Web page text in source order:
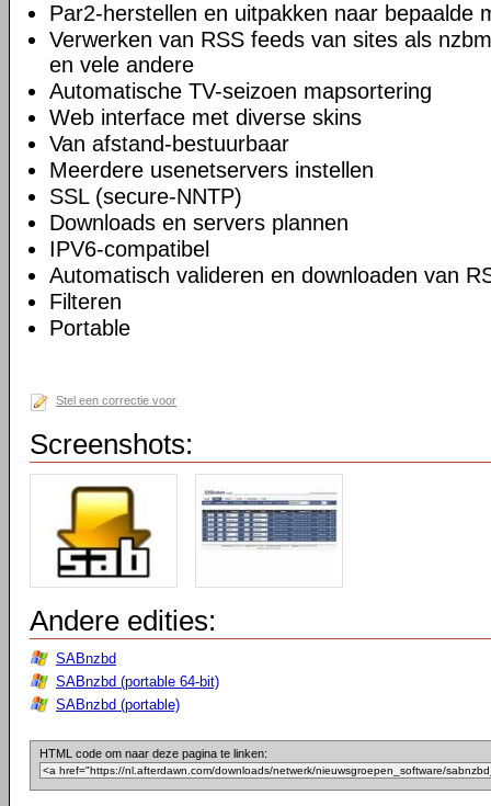
Par2-herstellen en uitpakken naar bepaalde
Verwerken van RSS feeds van sites als
en vele andere
Automatische TV-seizoen mapsortering
Web interface met diverse skins
Van afstand-bestuurbaar
Meerdere usenetservers instellen
SSL (secure-NNTP)
Downloads en servers plannen
IPV6-compatibel
Automatisch valideren en downloaden van
Filteren
Portable
Stel een correctie voor
Screenshots:
Andere edities:
SABnzbd
SABnzbd (portable 64-bit)
SABnzbd (portable)
HTML code om naar deze pagina te linken: